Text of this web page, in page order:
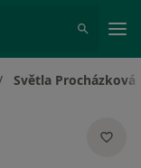
města
Světla Procházková